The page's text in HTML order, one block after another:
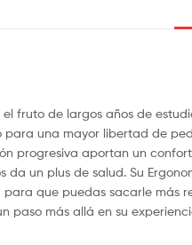
el fruto de largos años de
para una mayor libertad de
progresiva aportan un
da un plus de salud. Su
que puedas sacarle más
paso más allá en su